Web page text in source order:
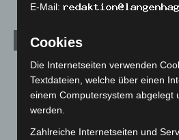
Kategorien
Blaulicht
Corona-News
Hannover und Region
Langenhagen und Ortsteile
E-Mail:
Cookies
Die Internetseiten verwenden
Textdateien, welche über einen
einem Computersystem abgelegt
werden.
Zahlreiche Internetseiten und